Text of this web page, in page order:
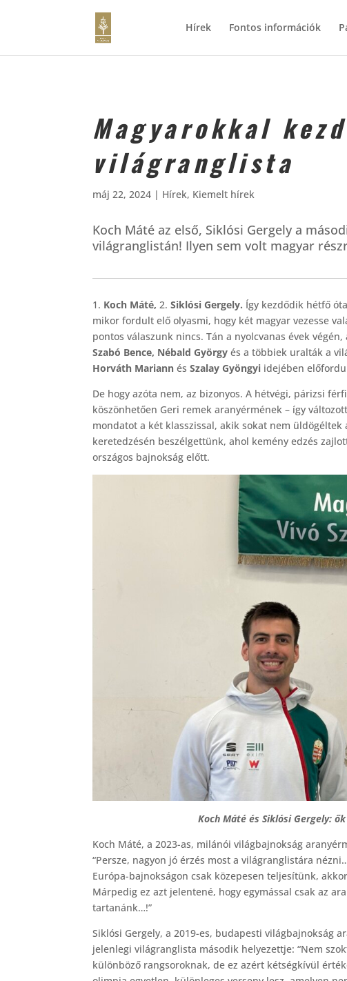
Hírek Fontos információk
Magyarokkal
világranglista
máj 22, 2024 | Hírek, Kiemelt hírek
Koch Máté az első, Siklósi Gergely a
világranglistán! Ilyen sem volt magyar
1. Koch Máté, 2.Siklósi Gergely. Így kezdődik hétfő
mikor fordult elő olyasmi, hogy két magyar vezesse
pontos válaszunk nincs. Tán a nyolcvanas évek
Szabó Bence, Nébald György és a többiek uralták a
Horváth Mariann ésSzalay Gyöngyi idejében
De hogy azóta nem, az bizonyos. A hétvégi, párizsi
köszönhetően Geri remek aranyérmének – így
mondatot a két klasszissal, akik sokat nem
keretedzésén beszélgettünk, ahol kemény edzés
országos bajnokság előtt.
Koch Máté és Siklósi Gergely:
Koch Máté, a 2023-as, milánói világbajnokság
“Persze, nagyon jó érzés most a világranglistára
Európa-bajnokságon csak közepesen teljesítünk,
Márpedig ez azt jelentené, hogy egymással csak az
tartanánk…!”
Siklósi Gergely, a 2019-es, budapesti világbajnokság
jelenlegi világranglista második helyezettje: “Nem
különböző rangsoroknak, de ez azért kétségkívül